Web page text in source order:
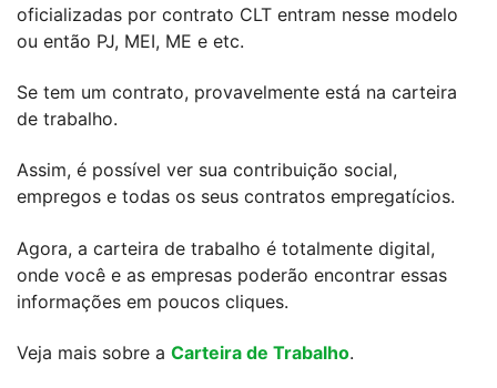
oficializadas por contrato CLT entram nesse modelo
ou então PJ, MEI, ME e etc.
Se tem um contrato, provavelmente está na carteira
de trabalho.
Assim, é possível ver sua contribuição social,
empregos e todas os seus contratos empregatícios.
Agora, a carteira de trabalho é totalmente digital,
onde você e as empresas poderão encontrar essas
informações em poucos cliques.
Veja mais sobre a Carteira de Trabalho.